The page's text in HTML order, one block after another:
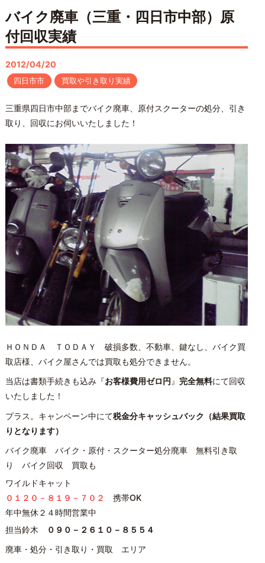
バイク廃車（三重・四日市中部）原
付回収実績
2012/04/20
四日市市 買取や引き取り実績
三重県四日市中部までバイク廃車、原付スクーターの処分、引き
取り、回収にお伺いいたしました！
ＨＯＮＤＡ ＴＯＤＡＹ 破損多数、不動車、鍵なし、バイク買
取店様、バイク屋さんでは買取も処分できません。
当店は書類手続きも込み『お客様費用ゼロ円 』 完全無料にて回収
いたしました！
プラス。キャンペーン中にて税金分キャッシュバック（結果買取
りとなります）
バイク廃車 バイク・原付・スクーター処分廃車 無料引き取
り バイク回収 買取も
ワイルドキャット
０１２０－８１９－７０２ 携帯OK
年中無休２４時間営業中
担当鈴木
０９０－２６１０－８５５４
廃車・処分・引き取り・買取 エリア